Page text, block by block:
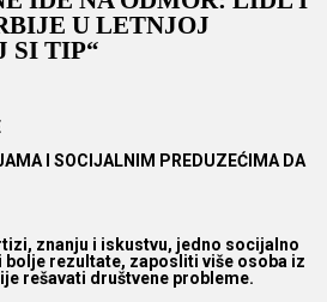
U LETNJOJ
SI TIP“
I SOCIJALNIM PREDUZEĆIMA DA
znanju i iskustvu, jedno socijalno
rezultate, zaposliti više osoba iz
rešavati društvene probleme.